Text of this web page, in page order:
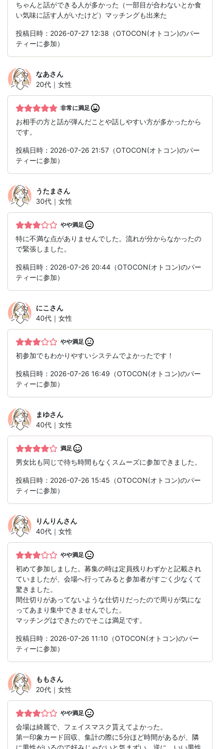
ちゃんと話ができる人が多かった（一部目が合わないとか食
い気味に話す人がいたけど）マッチングも出来た
投稿日時：2026-07-27 12:38（OTOCON(オトコン)のパー
ティーに参加）
なあさん
20代｜女性
非常に満足
お相手の方と話が弾んだことや話しやすい方が多かったから
です。
投稿日時：2026-07-26 21:57（OTOCON(オトコン)のパー
ティーに参加）
うたま さん
30代｜女性
やや満足
特に不満な点がありませんでした。流れが分からなかったの
で緊張しました。
投稿日時：2026-07-26 20:44（OTOCON(オトコン)のパー
ティーに参加）
にこ さん
40代｜女性
やや満足
初参加でもわかりやすいシステムでよかったです！
投稿日時：2026-07-26 16:49（OTOCON(オトコン)のパー
ティーに参加）
まゆさん
40代｜女性
満足
男女比も同じで待ち時間もなくスムーズに参加できました。
投稿日時：2026-07-26 15:45（OTOCON(オトコン)のパー
ティーに参加）
りんりんさん
40代｜女性
やや満足
初めて参加しました。募集の時は定員残りわずかと記載され
ていましたが、会場へ行ってみると参加者がすごく少なくて
驚きました。
間仕切りがあってないような仕切りだったので周りが気にな
ってあまり集中できませんでした。
マッチングはできたのでそこは満足です。
投稿日時：2026-07-26 11:10（OTOCON(オトコン)のパー
ティーに参加）
ももさん
20代｜女性
やや満足
会場は綺麗で、フェイスマスク貰えてよかった。
第一印象カード回収、集計の際に5分ほど時間があるが、隣